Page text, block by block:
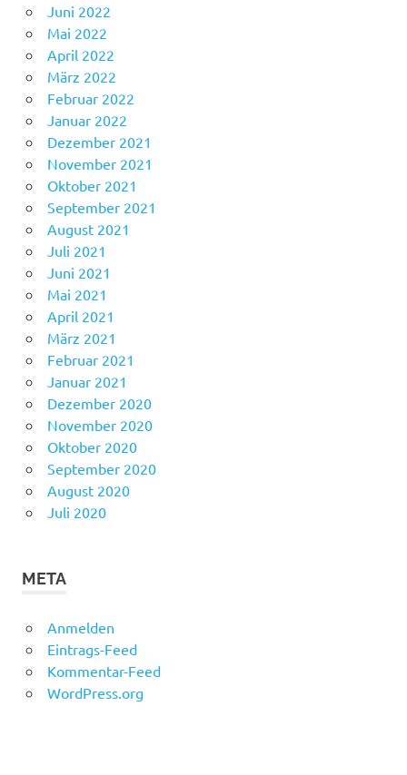
Juni 2022
Mai 2022
April 2022
März 2022
Februar 2022
Januar 2022
Dezember 2021
November 2021
Oktober 2021
September 2021
August 2021
Juli 2021
Juni 2021
Mai 2021
April 2021
März 2021
Februar 2021
Januar 2021
Dezember 2020
November 2020
Oktober 2020
September 2020
August 2020
Juli 2020
META
Anmelden
Eintrags-Feed
Kommentar-Feed
WordPress.org